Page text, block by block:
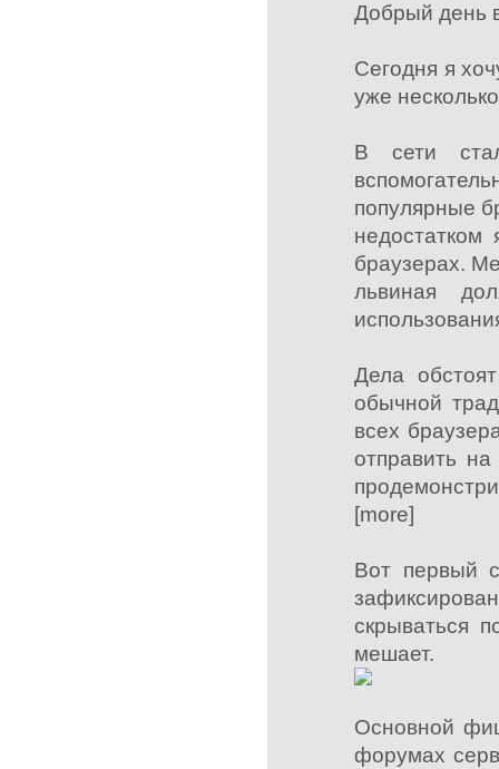
Добрый день
Сегодня я
уже
В сети
популярные
недостатком
браузерах.
львиная
Дела
обычной
всех
отправить
[more]
Вот первый
скрываться
мешает.
Основной
форумах